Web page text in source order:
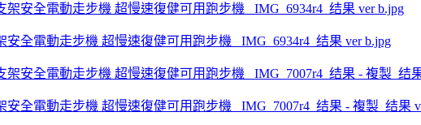
安全電動走步機 超慢速復健可用跑步機 _IMG_6934r4_结果 ver b.jpg
安全電動走步機 超慢速復健可用跑步機 _IMG_7007r4_结果 - 複製_结果